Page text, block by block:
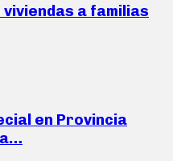
a familias
en Provincia